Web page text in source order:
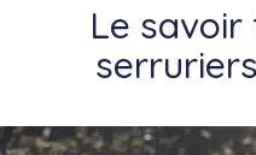
Le